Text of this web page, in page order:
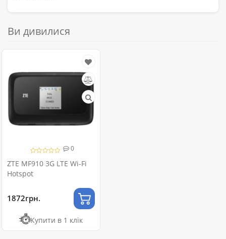
Ви дивилися
0
ZTE MF910 3G LTE Wi-Fi
Hotspot
1872грн.
Купити в 1 клік